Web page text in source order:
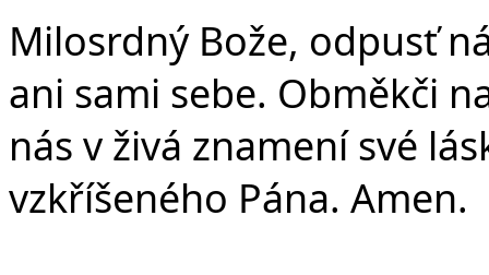
Milosrdný Bože, odpusť
ani sami sebe. Obměkči
nás v živá znamení své
vzkříšeného Pána. Amen.